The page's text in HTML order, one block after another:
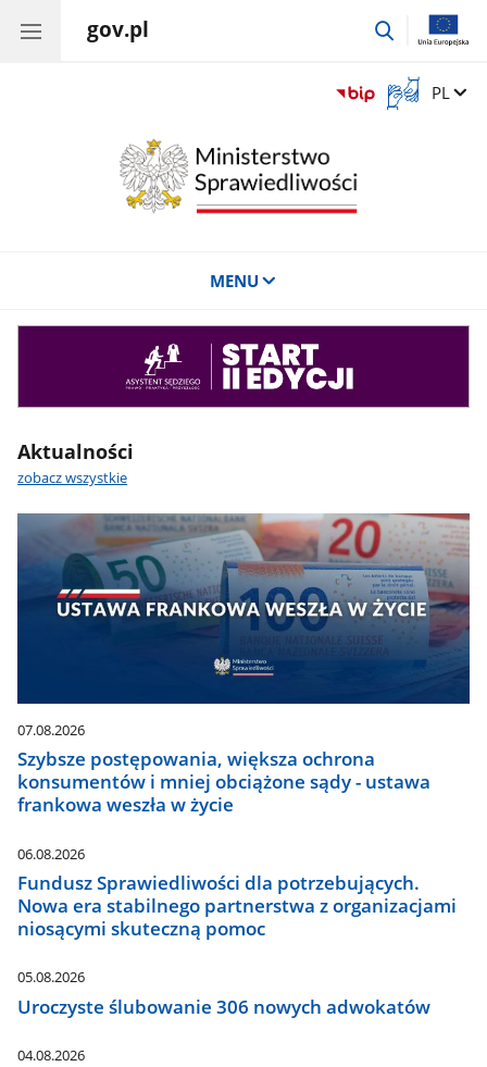
gov.pl
przejdź
Otwórz
okno
Zmień
PL
MENU
Aktualności
zobacz wszystkie
07.08.2026
Szybsze postępowania, większa ochrona
konsumentów i mniej obciążone sądy - ustawa
frankowa weszła w życie
06.08.2026
Fundusz Sprawiedliwości dla potrzebujących.
Nowa era stabilnego partnerstwa z organizacjami
niosącymi skuteczną pomoc
05.08.2026
Uroczyste ślubowanie 306 nowych adwokatów
04.08.2026